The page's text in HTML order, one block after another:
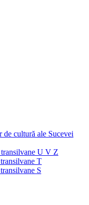
cultură ale Sucevei
transilvane U V Z
T
S